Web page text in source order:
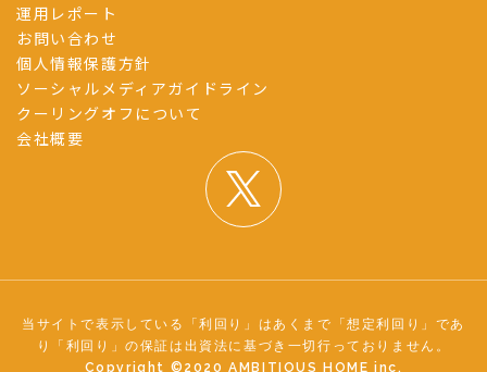
運用レポート
お問い合わせ
個人情報保護方針
ソーシャルメディアガイドライン
クーリングオフについて
会社概要
当サイトで表示している「利回り」はあくまで「想定利回り」であ
り「利回り」の保証は出資法に基づき一切行っておりません。
Copyright ©︎2020 AMBITIOUS HOME inc.